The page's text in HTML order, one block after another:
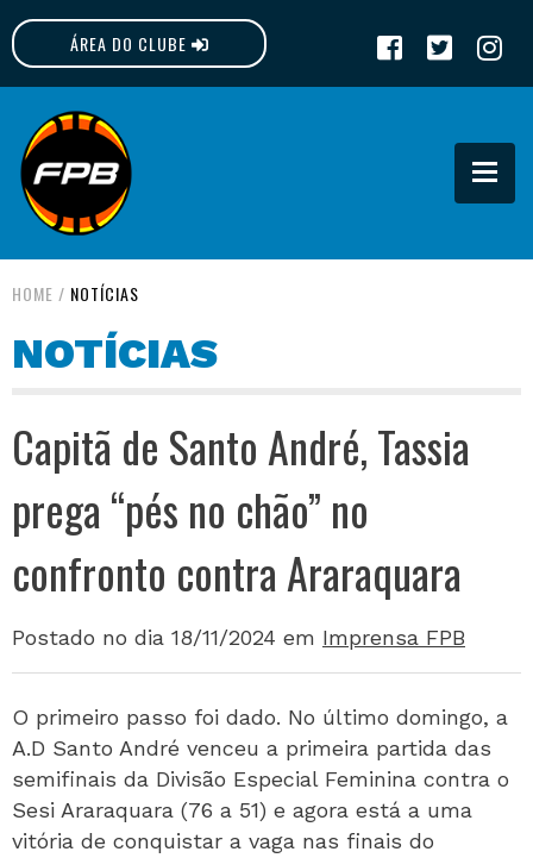
ÁREA DO CLUBE
FPB
HOME / NOTÍCIAS
NOTÍCIAS
Capitã de Santo André, Tassia
prega “pés no chão” no
confronto contra Araraquara
Postado no dia 18/11/2024 em Imprensa FPB
O primeiro passo foi dado. No último domingo, a
A.D Santo André venceu a primeira partida das
semifinais da Divisão Especial Feminina contra o
Sesi Araraquara (76 a 51) e agora está a uma
vitória de conquistar a vaga nas finais do